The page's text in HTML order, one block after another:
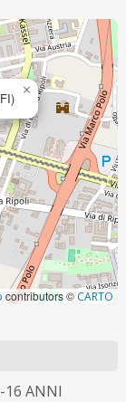
×
contributors © CARTO
16 ANNI